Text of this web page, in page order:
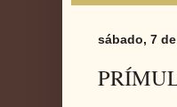
sábado, 7